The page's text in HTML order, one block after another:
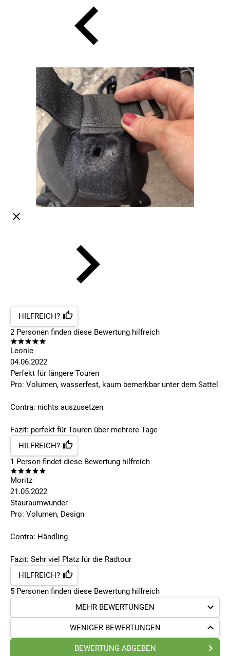
HILFREICH?
2 Personen finden diese Bewertung hilfreich
Leonie
04.06.2022
Perfekt für längere Touren
Pro: Volumen, wasserfest, kaum bemerkbar unter dem Sattel
Contra: nichts auszusetzen
Fazit: perfekt für Touren über mehrere Tage
HILFREICH?
1 Person findet diese Bewertung hilfreich
Moritz
21.05.2022
Stauraumwunder
Pro: Volumen, Design
Contra: Händling
Fazit: Sehr viel Platz für die Radtour
HILFREICH?
5 Personen finden diese Bewertung hilfreich
MEHR BEWERTUNGEN
WENIGER BEWERTUNGEN
BEWERTUNG ABGEBEN